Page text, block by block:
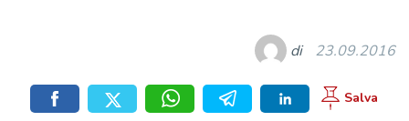
di 23.09.2016